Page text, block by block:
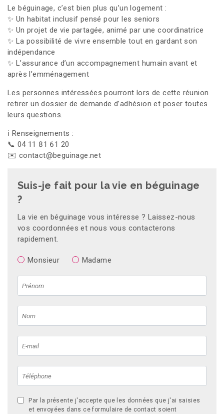
Le béguinage, c’est bien plus qu’un logement :
✨ Un habitat inclusif pensé pour les seniors
✨ Un projet de vie partagée, animé par une coordinatrice
✨ La possibilité de vivre ensemble tout en gardant son
indépendance
✨ L’assurance d’un accompagnement humain avant et
après l’emménagement
Les personnes intéressées pourront lors de cette réunion
retirer un dossier de demande d’adhésion et poser toutes
leurs questions.
ℹ️ Renseignements :
📞 04 11 81 61 20
✉️ contact@beguinage.net
Suis-je fait pour la vie en béguinage
?
La vie en béguinage vous intéresse ? Laissez-nous
vos coordonnées et nous vous contacterons
rapidement.
Monsieur Madame
Par la présente j'accepte que les données que j'ai saisies
et envoyées dans ce formulaire de contact soient